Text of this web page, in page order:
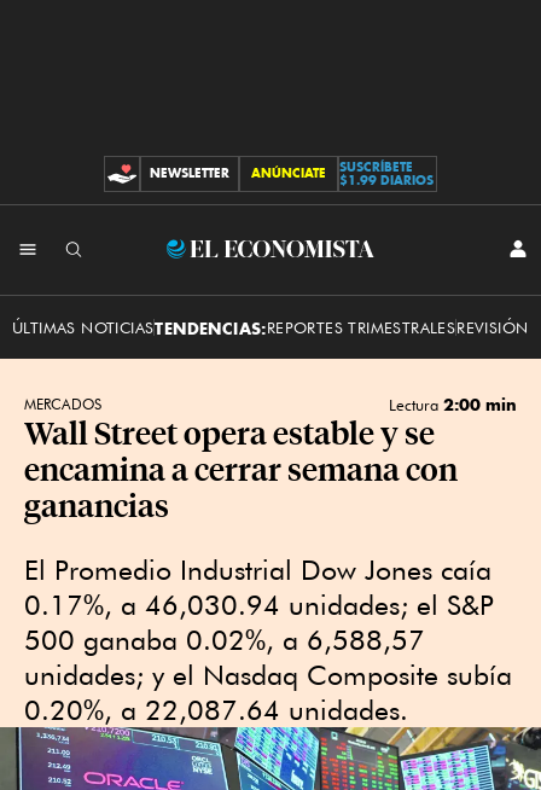
CONTRIBUCIONES
NEWSLETTER ANÚNCIATE
SUSCRÍBETE
$1.99 DIARIOS
El
ÚLTIMAS NOTICIASTENDENCIAS:REPORTES TRIMESTRALESREVISIÓN
MERCADOS Lectura 2:00 min
Wall Street opera estable y se
encamina a cerrar semana con
ganancias
El Promedio Industrial Dow Jones caía
0.17%, a 46,030.94 unidades; el S&P
500 ganaba 0.02%, a 6,588,57
unidades; y el Nasdaq Composite subía
0.20%, a 22,087.64 unidades.